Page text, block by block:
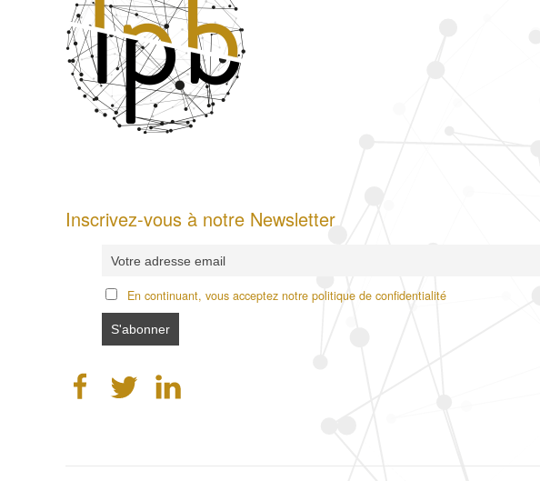
Inscrivez-vous à notre Newsletter
En continuant, vous acceptez notre politique de confidentialité